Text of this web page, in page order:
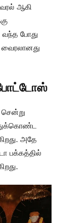
ஆகி
வந்த போது
வைரலானது
போட்டோஸ்
சென்று
அதே
பக்கத்தில்